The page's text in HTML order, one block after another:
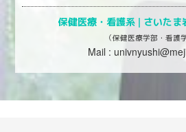
保健医療・看護系 | さいたま
（保健医療学部・看護
Mail :